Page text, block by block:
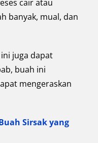
cair atau
banyak, mual, dan
juga dapat
buah ini
mengeraskan
Sirsak yang